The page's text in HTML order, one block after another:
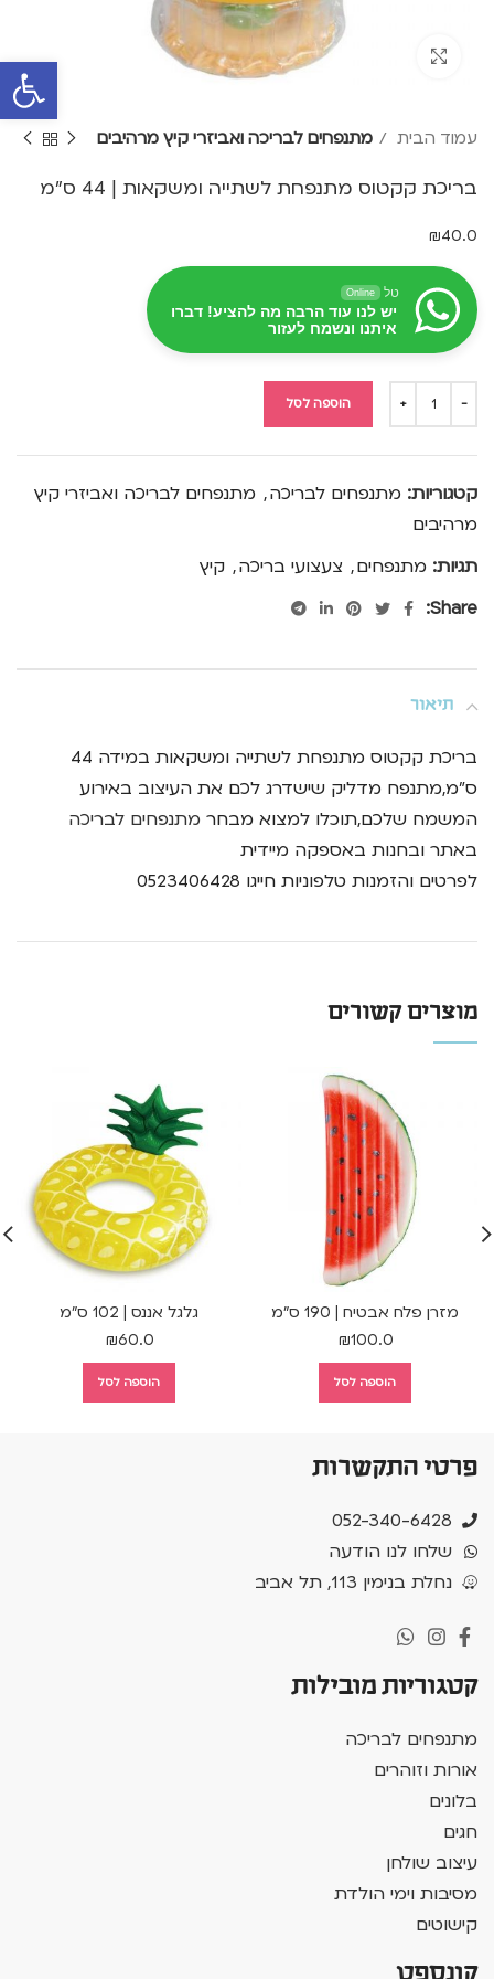
פתח Click to enlarge
עמוד הבית מתנפחים לבריכה ואביזרי קיץ מרהיבים
בריכת קקטוס מתנפחת לשתייה ומשקאות | 44 ס"מ
₪40.0
טל Online
יש לנו עוד הרבה מה להציע! דברו
איתנו ונשמח לעזור
הוספה לסל
קטגוריות: מתנפחים לבריכה, מתנפחים לבריכה ואביזרי קיץ
מרהיבים
תגיות: מתנפחים, צעצועי בריכה, קיץ
Share:
תיאור
בריכת קקטוס מתנפחת לשתייה ומשקאות במידה 44
ס"מ,מתנפח מדליק שישדרג לכם את העיצוב באירוע
המשמח שלכם,תוכלו למצוא מבחר מתנפחים לבריכה
באתר ובחנות באספקה מיידית
לפרטים והזמנות טלפוניות חייגו 0523406428
מוצרים קשורים
מזרן פלח אבטיח | 190 ס"מ
₪100.0
הוספה לסל
גלגל אננס | 102 ס"מ
₪60.0
הוספה לסל
פרטי התקשרות
052-340-6428
שלחו לנו הודעה
נחלת בנימין 113, תל אביב
קטגוריות מובילות
מתנפחים לבריכה
אורות וזוהרים
בלונים
חגים
עיצוב שולחן
מסיבות וימי הולדת
קישוטים